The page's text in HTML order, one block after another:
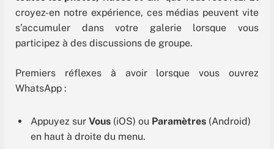
croyez-en notre expérience, ces médias peuvent vite
s’accumuler dans votre galerie lorsque vous
participez à des discussions de groupe.
Premiers réflexes à avoir lorsque vous ouvrez
WhatsApp :
Appuyez sur Vous (iOS) ou Paramètres (Android)
en haut à droite du menu.